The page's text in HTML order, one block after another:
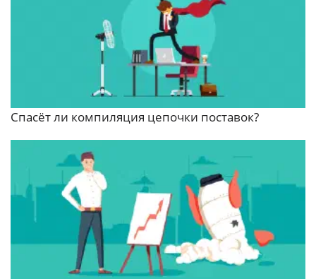
Спасёт ли компиляция цепочки поставок?